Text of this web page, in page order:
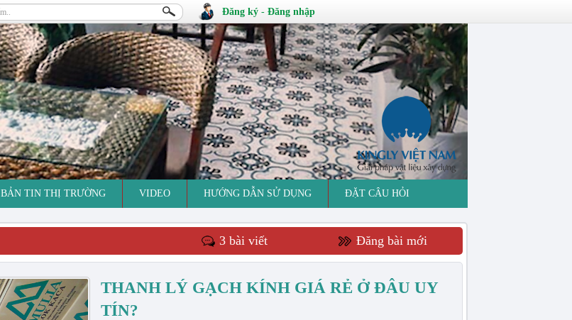
Đăng ký - Đăng nhập
BẢN TIN THỊ TRƯỜNG VIDEO HƯỚNG DẪN SỬ DỤNG ĐẶT CÂU HỎI
Đăng bài mới
3 bài viết
THANH LÝ GẠCH KÍNH GIÁ RẺ Ở ĐÂU UY
TÍN?